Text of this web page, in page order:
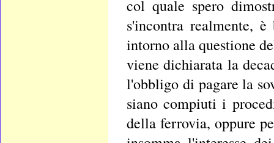
col quale spero
s'incontra realmente,
intorno alla questione
viene dichiarata la
l'obbligo di pagare la
siano compiuti i
della ferrovia, oppure